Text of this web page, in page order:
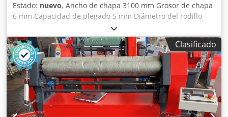
Estado: nuevo, Ancho de chapa 3100 mm Grosor de chapa
6 mm Capacidad de plegado 5 mm Diámetro del rodillo
superior 200 mm Diámetro mínimo de curvado Ø 300 mm
Chodpeyv Nf Ijfx Ac Uea Velocidad de curvado 5 m/min
Potencia total requerida 5,5 kW Peso de la máquina aprox.
4.000 kg Dimensiones aprox. 4800x1300x1270 mm
Equipamiento: - Dispositivo para curvado cónico - Rodillos
endurecidos por inducción - Ajuste motorizado del rodillo
trasero - Bastidor de la máquina en construcción soldada
de acero (ST-52) - Rodillos de acero especial -
Funcionamiento asimétrico - Rodillo superior abatible
Clasificado